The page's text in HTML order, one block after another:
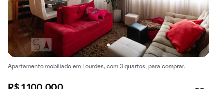
Apartamento mobiliado em Lourdes, com 3 quartos, para comprar.